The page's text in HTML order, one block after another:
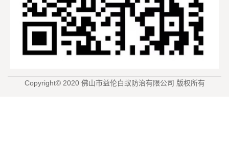
Copyright© 2020 佛山市益伦白蚁防治有限公司 版权所有